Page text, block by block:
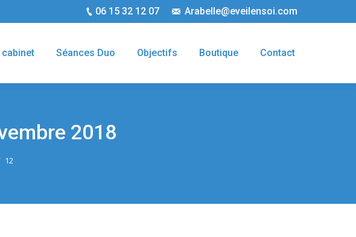
06 15 32 12 07 Arabelle@eveilensoi.com
Séances Duo Objectifs Boutique Contact
2018
12